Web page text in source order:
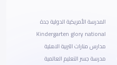
المدرسة الأمريكية الدولية جدة
Kindergarten glory national
مدارس منارات التربية الاهلية
مدرسة جسر التعليم العالمية